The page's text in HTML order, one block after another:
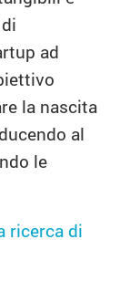
ad
la nascita
al
le
ricerca di